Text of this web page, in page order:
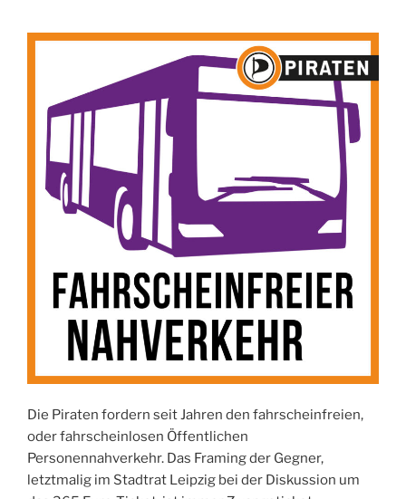
Die Piraten fordern seit Jahren den fahrscheinfreien,
oder fahrscheinlosen Öffentlichen
Personennahverkehr. Das Framing der Gegner,
letztmalig im Stadtrat Leipzig bei der Diskussion um